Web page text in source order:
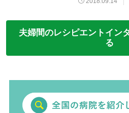
夫婦間のレシピエントイン
る